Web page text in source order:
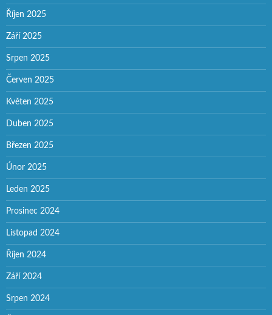
Říjen 2025
Září 2025
Srpen 2025
Červen 2025
Květen 2025
Duben 2025
Březen 2025
Únor 2025
Leden 2025
Prosinec 2024
Listopad 2024
Říjen 2024
Září 2024
Srpen 2024